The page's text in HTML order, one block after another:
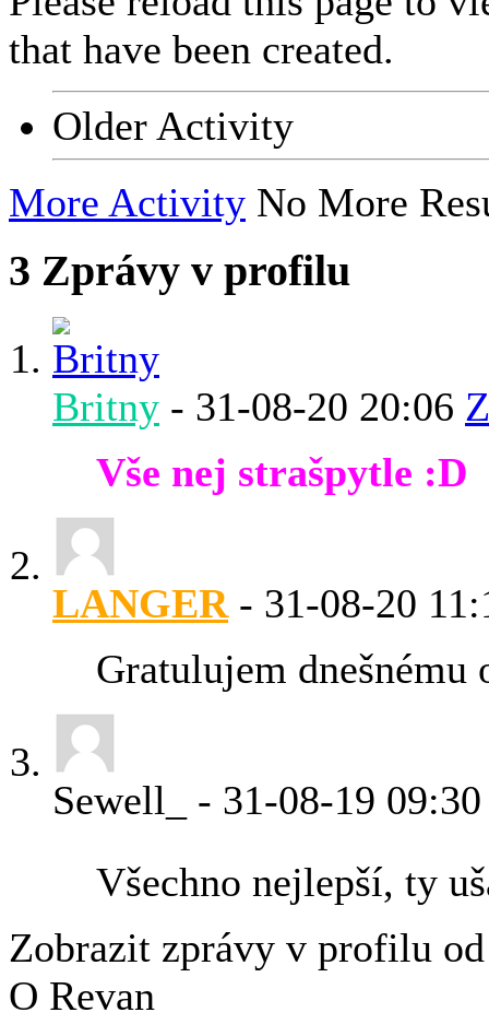
that have been created.
Older Activity
More Activity No More
3 Zprávy v profilu
Britny - 31-08-20 20:06
Vše nej strašpytle :D
LANGER- 31-08-20
Gratulujem
Sewell_ - 31-08-19 09:30
Všechno nejlepší, ty
Zobrazit zprávy v profilu
O Revan